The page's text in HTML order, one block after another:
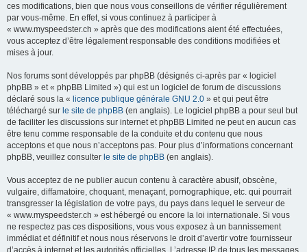
ces modifications, bien que nous vous conseillons de vérifier régulièrement
par vous-même. En effet, si vous continuez à participer à
« www.myspeedster.ch » après que des modifications aient été effectuées,
vous acceptez d’être légalement responsable des conditions modifiées et
mises à jour.
Nos forums sont développés par phpBB (désignés ci-après par « logiciel
phpBB » et « phpBB Limited ») qui est un logiciel de forum de discussions
déclaré sous la « licence publique générale GNU 2.0 » et qui peut être
téléchargé sur le site de phpBB (en anglais). Le logiciel phpBB a pour seul but
de faciliter les discussions sur internet et phpBB Limited ne peut en aucun cas
être tenu comme responsable de la conduite et du contenu que nous
acceptons et que nous n’acceptons pas. Pour plus d’informations concernant
phpBB, veuillez consulter le site de phpBB (en anglais).
Vous acceptez de ne publier aucun contenu à caractère abusif, obscène,
vulgaire, diffamatoire, choquant, menaçant, pornographique, etc. qui pourrait
transgresser la législation de votre pays, du pays dans lequel le serveur de
« www.myspeedster.ch » est hébergé ou encore la loi internationale. Si vous
ne respectez pas ces dispositions, vous vous exposez à un bannissement
immédiat et définitif et nous nous réservons le droit d’avertir votre fournisseur
d’accès à internet et les autorités officielles. L’adresse IP de tous les messages